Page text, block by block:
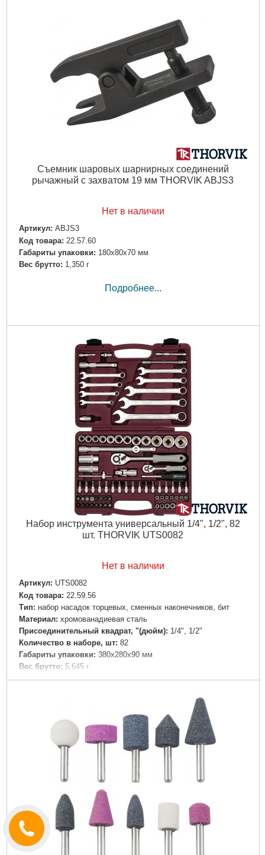
Съемник шаровых шарнирных соединений
рычажный с захватом 19 мм THORVIK ABJS3
Нет в наличии
Артикул: ABJS3
Код товара: 22.57.60
Габариты упаковки: 180x80x70 мм
Вес брутто: 1,350 г
Подробнее...
Набор инструмента универсальный 1/4", 1/2", 82
шт. THORVIK UTS0082
Нет в наличии
Артикул: UTS0082
Код товара: 22.59.56
Тип: набор насадок торцевых, сменных наконечников, бит
Материал: хромованадиевая сталь
Присоединительный квадрат, "(дюйм): 1/4", 1/2"
Количество в наборе, шт: 82
Габариты упаковки: 380x280x90 мм
Вес брутто: 5,645 г